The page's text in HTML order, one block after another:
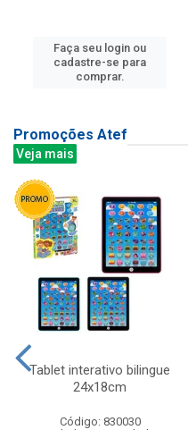
Faça seu login ou
cadastre-se para
comprar.
Promoções Atef
Veja mais
Tablet interativo bilingue
24x18cm
Código: 830030